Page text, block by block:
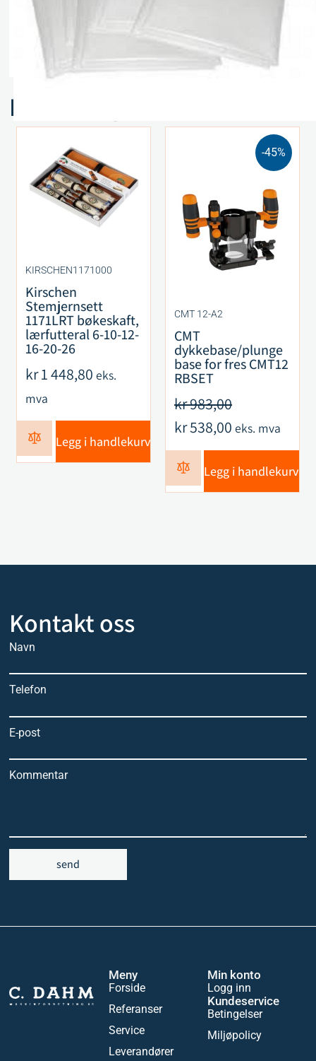
Spesifikasjoner
Relaterte produkter
KIRSCHEN1171000
Kirschen
Stemjernsett
1171LRT bøkeskaft,
lærfutteral 6-10-12-
16-20-26
kr1 448,80 eks.
mva
Legg i handlekurv
-45%
CMT 12-A2
CMT
dykkebase/plunge
base for fres CMT12
RBSET
kr983,00
kr538,00 eks. mva
Legg i handlekurv
Kontakt oss
Navn
Telefon
E-post
Kommentar
send
Meny
Forside
Referanser
Service
Leverandører
Min konto
Logg inn
Kundeservice
Betingelser
Miljøpolicy